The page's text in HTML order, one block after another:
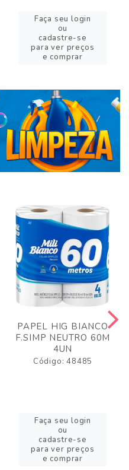
Faça seu login
ou
cadastre-se
para ver preços
e comprar
PAPEL HIG BIANCO
F.SIMP NEUTRO 60M
4UN
Código: 48485
Faça seu login
ou
cadastre-se
para ver preços
e comprar